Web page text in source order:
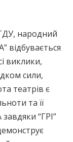
народний
відбувається
виклики,
сили,
театрів є
та її
“ГРІ”